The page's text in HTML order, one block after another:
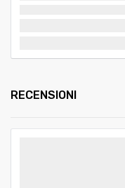
RECENSIONI